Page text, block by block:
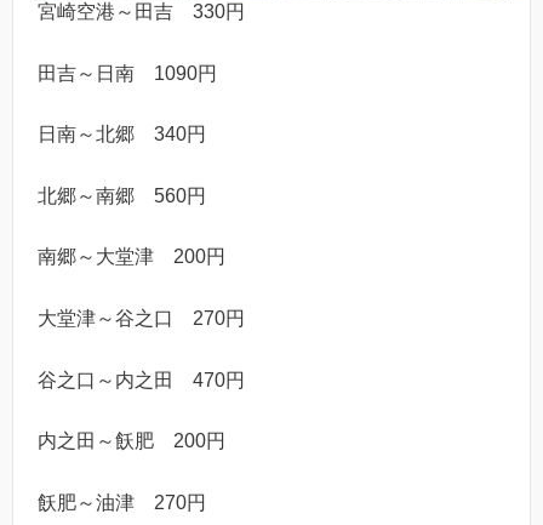
宮崎空港～田吉 330円
田吉～日南 1090円
日南～北郷 340円
北郷～南郷 560円
南郷～大堂津 200円
大堂津～谷之口 270円
谷之口～内之田 470円
内之田～飫肥 200円
飫肥～油津 270円